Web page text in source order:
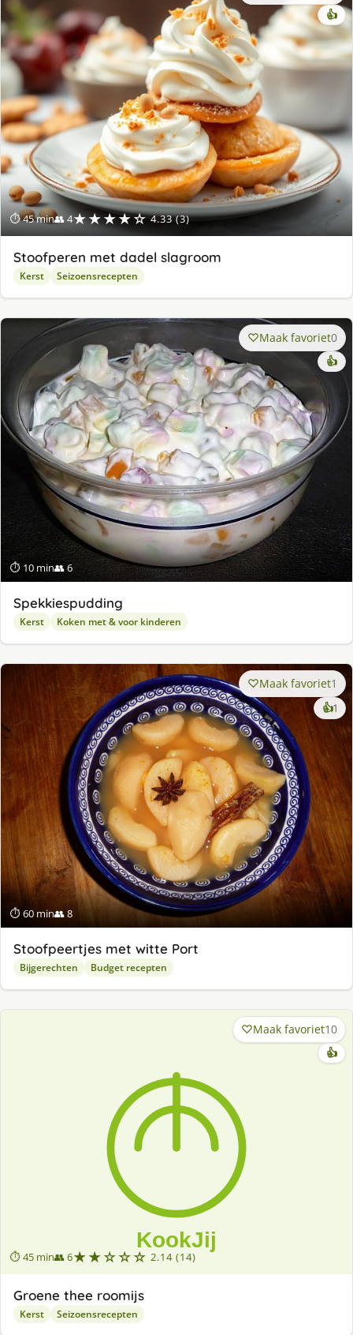
⏱ 45 min👥 4★★★★☆ 4.33 (3)
👍
Stoofperen met dadel slagroom
Kerst Seizoensrecepten
⏱ 10 min👥 6
Maak favoriet0
👍
Spekkiespudding
Kerst Koken met & voor kinderen
⏱ 60 min👥 8
Maak favoriet1
👍1
Stoofpeertjes met witte Port
Bijgerechten Budget recepten
⏱ 45 min👥 6★★☆☆☆ 2.14 (14)
Maak favoriet10
👍
Groene thee roomijs
Kerst Seizoensrecepten